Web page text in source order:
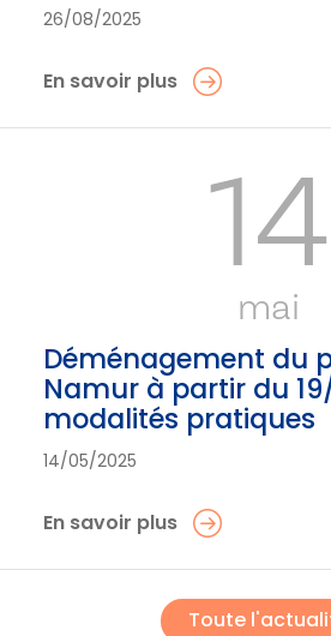
26/08/2025
En savoir plus
14
mai
Déménagement du
Namur à partir du
modalités pratiques
14/05/2025
En savoir plus
Toute